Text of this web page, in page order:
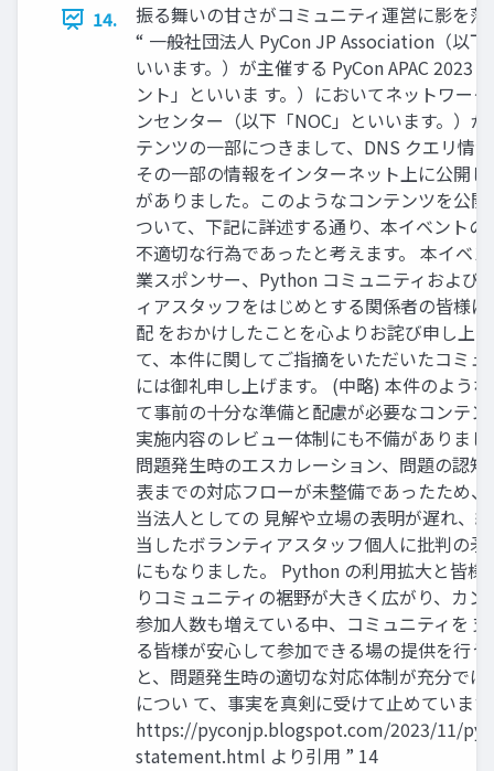
14.
振る舞いの甘さがコミュニティ運営に影を落
“ 一般社団法人 PyCon JP Association（以
いいます。）が主催する PyCon APAC 2023
ント」といいま す。）においてネットワー
ンセンター（以下「NOC」といいます。）
テンツの一部につきまして、DNS クエリ情
その一部の情報をインターネット上に公開
がありました。このようなコンテンツを公
ついて、下記に詳述する通り、本イベントの
不適切な行為であったと考えます。 本イベ
業スポンサー、Python コミュニティおよび
ィアスタッフをはじめとする関係者の皆様
配 をおかけしたことを心よりお詫び申し上
て、本件に関してご指摘をいただいたコミュ
には御礼申し上げます。 (中略) 本件のよう
て事前の十分な準備と配慮が必要なコンテ
実施内容のレビュー体制にも不備がありま
問題発生時のエスカレーション、問題の認
表までの対応フローが未整備であったため
当法人としての 見解や立場の表明が遅れ、
当したボランティアスタッフ個人に批判の
にもなりました。 Python の利用拡大と皆様
りコミュニティの裾野が大きく広がり、カ
参加人数も増えている中、コミュニティを
る皆様が安心して参加できる場の提供を行
と、問題発生時の適切な対応体制が充分で
につい て、事実を真剣に受けて止めていま
https://pyconjp.blogspot.com/2023/11/
statement.html より引用 ” 14